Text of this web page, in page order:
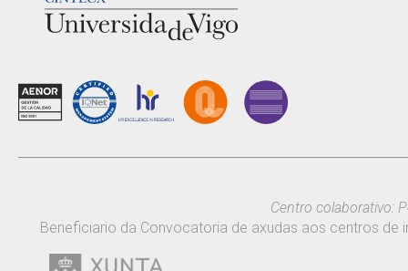
Centro colaborativo:
Beneficiario da Convocatoria de axudas aos centros de